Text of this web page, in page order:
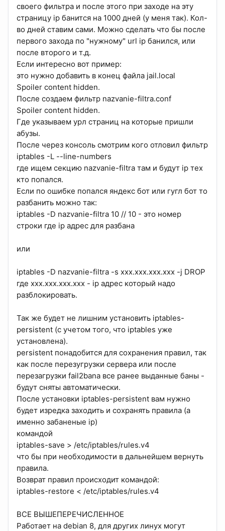
своего фильтра и после этого при заходе на эту
страницу ip банится на 1000 дней (у меня так). Кол-
во дней ставим сами. Можно сделать что бы после
первого захода по "нужному" url ip банился, или
после второго и т.д.
Если интересно вот пример:
это нужно добавить в конец файла jail.local
Spoiler content hidden.
После создаем фильтр nazvanie-filtra.conf
Spoiler content hidden.
Где указываем урл страниц на которые пришли
абузы.
После через консоль смотрим кого отловил фильтр
iptables -L --line-numbers
где ищем секцию nazvanie-filtra там и будут ip тех
кто попался.
Если по ошибке попался яндекс бот или гугл бот то
разбанить можно так:
iptables -D nazvanie-filtra 10 // 10 - это номер
строки где ip адрес для разбана
или
iptables -D nazvanie-filtra -s xxx.xxx.xxx.xxx -j DROP
где xxx.xxx.xxx.xxx - ip адрес который надо
разблокировать.
Так же будет не лишним установить iptables-
persistent (с учетом того, что iptables уже
установлена).
persistent понадобится для сохранения правил, так
как после перезугрузки сервера или после
перезагрузки fail2bana все ранее выданные баны -
будут сняты автоматически.
После установки iptables-persistent вам нужно
будет изредка заходить и сохранять правила (а
именно забаненые ip)
командой
iptables-save > /etc/iptables/rules.v4
что бы при необходимости в дальнейшем вернуть
правила.
Возврат правил происходит командой:
iptables-restore < /etc/iptables/rules.v4
ВСЕ ВЫШЕПЕРЕЧИСЛЕННОЕ
Работает на debian 8, для других линух могут